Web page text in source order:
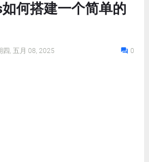
何搭建一个简单的
四, 五月 08, 2025 0